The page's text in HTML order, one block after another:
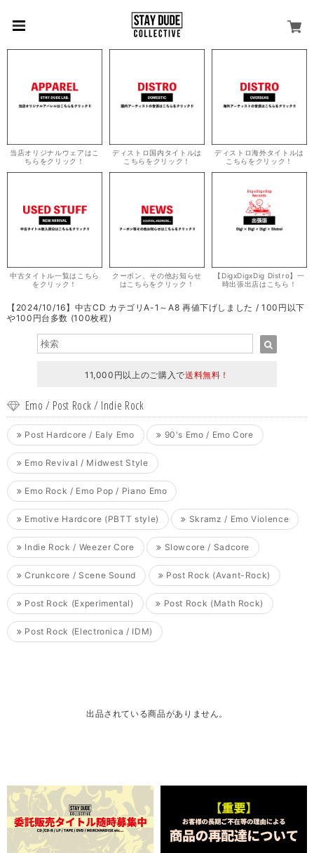
当店オリジナルウェアはこ
ちらをクリック！
ディストロ国内タイトルは
こちらをクリック！
ディストロ海外タイトルは
こちらをクリック！
中古タイトル一覧はこちら
をクリック！
クーポン、その他お知らせ
はこちらをクリック！
【DigxDigxDig Distro】一
時出張出店はこちら！
【2024/10/16】中古CD カテゴリA-1～A8 再値下げしました / 100円以下
や100円台多数 (100枚程)
11,000円以上のご購入で送料無料！
Emo / Post Rock / Indie Rock
Post Hardcore / Ealy Emo 90's Emo / Emo Core
Emo Revival / Midwest Style
Emo Rock / Emo Pop / Piano Emo
Emotive Hardcore (PBTT style) Skramz / Emo Violence
Indie Rock / Weezer Core Slowcore / Sadcore
Crunkcore / Scene Sound Post Rock (Avant-Rock)
Post Rock (Experimental) Post Rock (Math Rock)
Post Rock (Electronica / IDM)
出品されている商品がありません。